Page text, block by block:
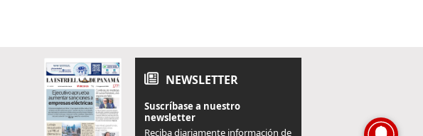
NEWSLETTER
Suscríbase a nuestro
newsletter
Reciba diariamente información de